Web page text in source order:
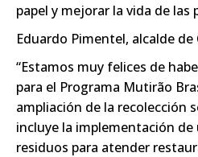
papel y mejorar la vida de las
Eduardo Pimentel, alcalde
“Estamos muy felices de
para el Programa Mutirão
ampliación de la recolección
incluye la implementación
residuos para atender